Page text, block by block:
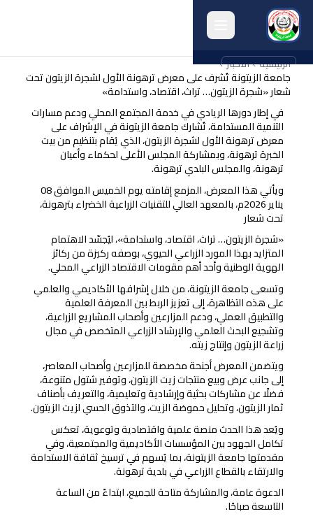
english
الرئيسية
حول الجامعة
الكليات
الإدارات
البرامج
البحث
الخريجون
أنشطة الجامعة
تسجيل الدخول
الرئيسية الأخبار
جامعة الزيتونة تُشرف على معرض ترهونة الأول لشجرة الزيتون تحت
شعار «شجرة الزيتون… تراث، اقتصاد، واستدامة»
في إطار دورها الريادي في خدمة المجتمع المحلي ودعم مسارات
التنمية المستدامة، تُشارك جامعة الزيتونة في الإشراف على
معرض ترهونة الأول لشجرة الزيتون، الذي يُقام بتنظيم من بيت
الخبرة ترهونة، وبمشاركة المجلس الأعلى لحكماء وأعيان
ترهونة، والمجلس البلدي ترهونة.
ويأتي هذا المعرض، المزمع إقامته يوم الخميس الموافق 08
يناير 2026م، بالمعهد العالي للتقنيات الزراعية الخضراء بترهونة،
تحت شعار
«شجرة الزيتون… تراث، اقتصاد، واستدامة»، ليُجسّد الاهتمام
المتزايد بهذا المورد الزراعي الحيوي، بوصفه ركيزة من ركائز
الهوية الوطنية وأحد أهم مقومات الاقتصاد الزراعي المحلي.
وتسعى جامعة الزيتونة، من خلال إشرافها الأكاديمي والعلمي
على هذه التظاهرة، إلى تعزيز الربط بين المعرفة العلمية
والتطبيق العملي، ودعم المزارعين وأصحاب المشاريع الزراعية،
وتشجيع البحث العلمي والإرشاد الزراعي المتخصص في مجال
زراعة الزيتون وإنتاج زيته.
ويتضمن المعرض أجنحة مخصصة للمزارعين وأصحاب المعاصر،
إلى جانب عرض وبيع منتجات زيت الزيتون، وتوفير شتول متنوعة،
فضلًا عن مشاركات بحثية وإرشادية وتعليمية، والتعريف بأصناف
ثمار الزيتون، وتحليل حموضة الزيت، والتذوق الحسي لزيت الزيتون.
ويُعد هذا الحدث منصة علمية واقتصادية وتوعوية، تعكس
تكامل الجهود بين المؤسسات الأكاديمية والمجتمعية، وفي
مقدمتها جامعة الزيتونة، بما يُسهم في ترسيخ ثقافة الاستدامة
والارتقاء بالقطاع الزراعي في بلدية ترهونة.
الدعوة عامة، والمشاركة متاحة للجميع، ابتداءً من الساعة
التاسعة صباحًا.